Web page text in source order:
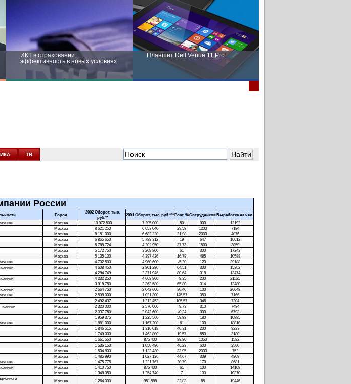
ИКТ в страховании:
эффективность в новых условиях
Планшет Dell Venue 11 Pro
новых условиях
ТВ
России
Город
2002 Оборот, тыс.
руб.**
2001 Оборот, тыс. руб.***Рост, %СотрудниковВыработка на чел.
Москва 10 972 500 7 295 000 50 900
12192
Москва 8 621 250 6 653 040 29,58 1200
7184
Москва 8 151 000 6 682 220 21,98 2000
4076
Москва 6 865 650 5 789 312 19 647
10612
Москва 5 788 724 4 202 950 37,73 1500
3859
Москва 5 172 750 3 209 800 61 300
17243
Москва 5 135 130 4 397 426 16,78 485
10588
Москва 4 702 500 4 960 600 -5,20 120
39188
Москва 4 608 450 2 801 280 64,51 300
15362
Москва 4 284 749 2 371 946 80,64 318
13474
Москва 4 232 250 4 668 800 -9,35 200
21161
Москва 3 918 750 2 363 580 65,80 314
12480
Москва 2 664 750 2 042 600 30,46 100
26648
Москва 2 508 000 1 021 300 145,57 350
7166
Москва 2 492 437 1 212 453 105,57 346
7204
Москва 2 320 000 2 570 000 -9,73 310
7484
Москва 2 037 750 2 042 600 -0,24 300
6793
Москва 1 959 375 1 225 560 59,88 180
10885
Москва 1 881 000 1 167 200 61 100
18810
Москва 1 846 515 1 316 018 40,31 200
9233
Москва 1 749 000 1 462 800 19,57 550
3180
Москва 1 661 550 875 400 89,80 1050
1582
Москва 1 536 150 1 050 480 46,23 600
2560
Москва 1 504 800 1 123 430 33,95 2000
752
Москва 1 485 990 1 027 136 44,67 309
4809
Москва 1 475 775 1 221 767 20,79 170
8681
Москва 1 410 750 875 400 61 100
14108
Москва 1 348 050 1 254 740 7 130
10370
Москва 1 264 000 951 588 32,83 65
19446